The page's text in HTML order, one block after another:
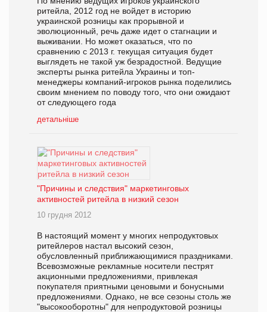
ритейла, 2012 год не войдет в историю
украинской розницы как прорывной и
эволюционный, речь даже идет о стагнации и
выживании. Но может оказаться, что по
сравнению с 2013 г. текущая ситуация будет
выглядеть не такой уж безрадостной. Ведущие
эксперты рынка ритейла Украины и топ-
менеджеры компаний-игроков рынка поделились
своим мнением по поводу того, что они ожидают
от следующего года
детальніше
"Причины и следствия" маркетинговых
активностей ритейла в низкий сезон
10 грудня 2012
В настоящий момент у многих непродуктовых
ритейлеров настал высокий сезон,
обусловленный приближающимися праздниками.
Всевозможные рекламные носители пестрят
акционными предложениями, привлекая
покупателя приятными ценовыми и бонусными
предложениями. Однако, не все сезоны столь же
"высокооборотны" для непродуктовой розницы